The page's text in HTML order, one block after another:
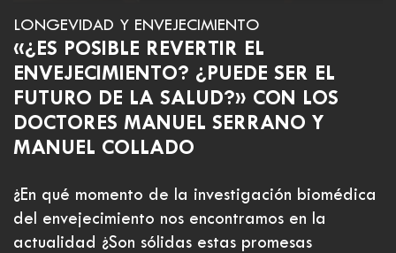
LONGEVIDAD Y ENVEJECIMIENTO
«¿ES POSIBLE REVERTIR EL
ENVEJECIMIENTO? ¿PUEDE SER EL
FUTURO DE LA SALUD?» CON LOS
DOCTORES MANUEL SERRANO Y
MANUEL COLLADO
¿En qué momento de la investigación biomédica
del envejecimiento nos encontramos en la
actualidad ¿Son sólidas estas promesas